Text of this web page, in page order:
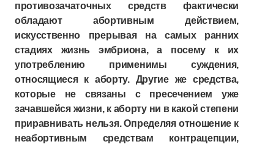
противозачаточных средств фактически
обладают абортивным действием,
искусственно прерывая на самых ранних
стадиях жизнь эмбриона, а посему к их
употреблению применимы суждения,
относящиеся к аборту. Другие же средства,
которые не связаны с пресечением уже
зачавшейся жизни, к аборту ни в какой степени
приравнивать нельзя. Определяя отношение к
неабортивным средствам контрацепции,